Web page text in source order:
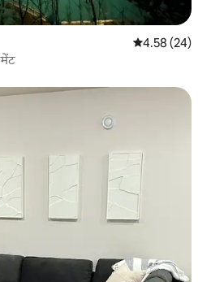
औसत रेटिंग 5 में
4.58 (24)